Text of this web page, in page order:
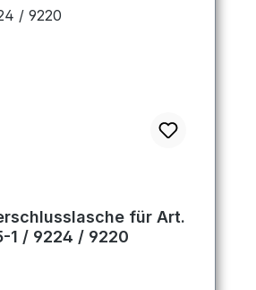
für Art.
1 / 9224 / 9220